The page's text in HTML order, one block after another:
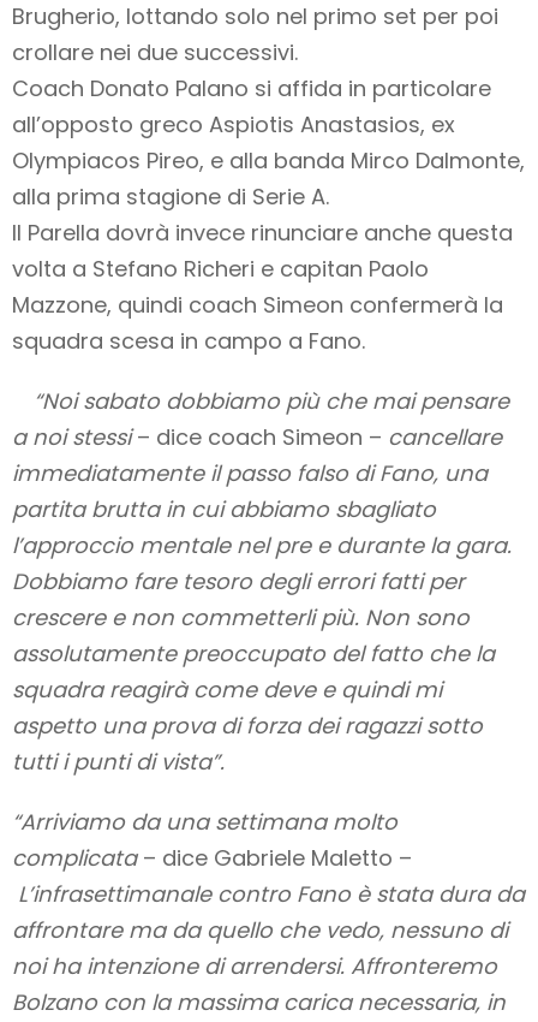
Brugherio, lottando solo nel primo set per poi
crollare nei due successivi.
Coach Donato Palano si affida in particolare
all’opposto greco Aspiotis Anastasios, ex
Olympiacos Pireo, e alla banda Mirco Dalmonte,
alla prima stagione di Serie A.
Il Parella dovrà invece rinunciare anche questa
volta a Stefano Richeri e capitan Paolo
Mazzone, quindi coach Simeon confermerà la
squadra scesa in campo a Fano.
“Noi sabato dobbiamo più che mai pensare
a noi stessi– dice coach Simeon – cancellare
immediatamente il passo falso di Fano, una
partita brutta in cui abbiamo sbagliato
l’approccio mentale nel pre e durante la gara.
Dobbiamo fare tesoro degli errori fatti per
crescere e non commetterli più. Non sono
assolutamente preoccupato del fatto che la
squadra reagirà come deve e quindi mi
aspetto una prova di forza dei ragazzi sotto
tutti i punti di vista”.
“Arriviamo da una settimana molto
complicata – dice Gabriele Maletto –
L’infrasettimanale contro Fano è stata dura da
affrontare ma da quello che vedo, nessuno di
noi ha intenzione di arrendersi. Affronteremo
Bolzano con la massima carica necessaria, in